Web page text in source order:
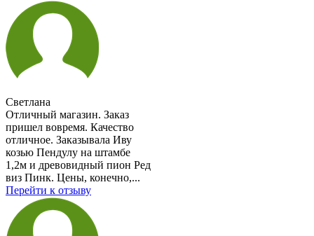
Светлана
Отличный магазин. Заказ
пришел вовремя. Качество
отличное. Заказывала Иву
козью Пендулу на штамбе
1,2м и древовидный пион Ред
виз Пинк. Цены, конечно,...
Перейти к отзыву